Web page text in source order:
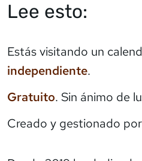
Lee esto:
Estás visitando un
independiente.
Gratuito. Sin ánimo de
Creado y gestionado por